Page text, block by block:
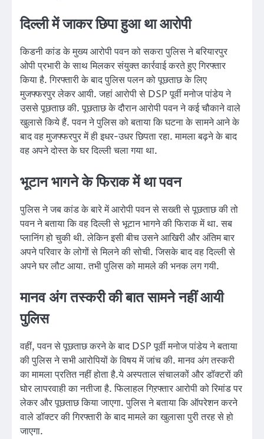
दिल्ली में जाकर छिपा हुआ था आरोपी
किडनी कांड के मुख्य आरोपी पवन को सकरा पुलिस ने बरियारपुर
ओपी प्रभारी के साथ मिलकर संयुक्त कार्रवाई करते हुए गिरफ्तार
किया है. गिरफ्तारी के बाद पुलिस पलन को पूछताछ के लिए
मुजफ्फरपुर लेकर आयी. जहां आरोपी से DSP पूर्वी मनोज पांडेय ने
उससे पूछताछ की. पूछताछ के दौरान आरोपी पवन ने कई चौकाने वाले
खुलासे किये हैं. पवन ने पुलिस को बताया कि घटना के सामने आने के
बाद वह मुजफ्फरपुर में ही इधर-उधर छिपता रहा. मामला बढ़ने के बाद
वह अपने दोस्त के घर दिल्ली चला गया था.
भूटान भागने के फिराक में था पवन
पुलिस ने जब कांड के बारे में आरोपी पवन से सख्ती से पूछताछ की तो
पवन ने बताया कि वह दिल्ली से भूटान भागने की फिराक में था. सब
प्लानिंग हो चुकी थी. लेकिन इसी बीच उसने आखिरी और अंतिम बार
अपने परिवार के लोगों से मिलने की सोची. जिसके बाद वह दिल्ली से
अपने घर लौट आया. तभी पुलिस को मामले की भनक लग गयी.
मानव अंग तस्करी की बात सामने नहीं आयी
पुलिस
वहीं, पवन से पूछताछ करने के बाद DSP पूर्वी मनोज पांडेय ने बताया
की पुलिस ने सभी आरोपियों के विषय में जांच की. मानव अंग तस्करी
का मामला प्रतित नहीं होता है.ये अस्पताल संचालकों और डॉक्टरों की
घोर लापरवाही का नतीजा है. फिलाहल गिऱफ्तार आरोपी को रिमांड पर
लेकर और पूछताछ किया जाएगा. पुलिस ने बताया कि ऑपरेशन करने
वाले डॉक्टर की गिरफ्तारी के बाद मामले का खुलासा पुरी तरह से हो
जाएगा.